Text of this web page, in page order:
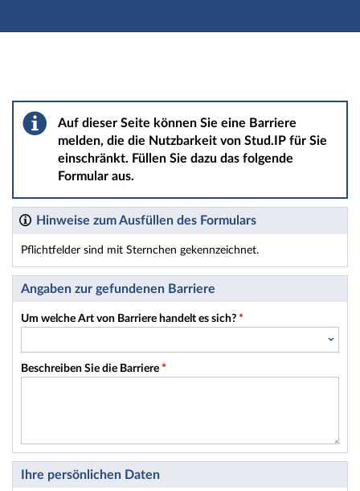
Hauptnavigation
Barriere melden
Auf dieser Seite können Sie eine Barriere
melden, die die Nutzbarkeit von Stud.IP für Sie
einschränkt. Füllen Sie dazu das folgende
Formular aus.
Hinweise zum Ausfüllen des Formulars
Pflichtfelder sind mit Sternchen gekennzeichnet.
Dieses Formular enthält Pflichtfelder.
Angaben zur gefundenen Barriere
Um welche Art von Barriere handelt es sich? *
Beschreiben Sie die Barriere *
Ihre persönlichen Daten